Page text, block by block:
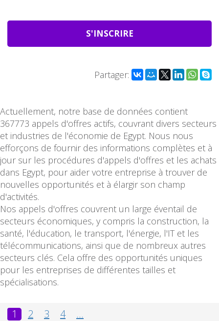
S'INSCRIRE
Partager:
Actuellement, notre base de données contient
367773 appels d'offres actifs, couvrant divers secteurs
et industries de l'économie de Egypt. Nous nous
efforçons de fournir des informations complètes et à
jour sur les procédures d'appels d'offres et les achats
dans Egypt, pour aider votre entreprise à trouver de
nouvelles opportunités et à élargir son champ
d'activités.
Nos appels d'offres couvrent un large éventail de
secteurs économiques, y compris la construction, la
santé, l'éducation, le transport, l'énergie, l'IT et les
télécommunications, ainsi que de nombreux autres
secteurs clés. Cela offre des opportunités uniques
pour les entreprises de différentes tailles et
spécialisations.
1 2 3 4 ...